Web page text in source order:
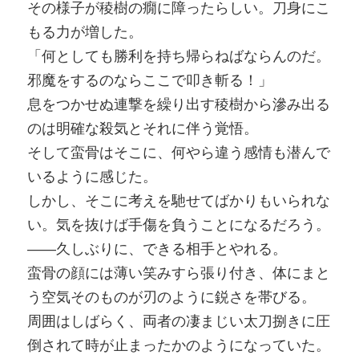
その様子が稜樹の癇に障ったらしい。刀身にこ
もる力が増した。
「何としても勝利を持ち帰らねばならんのだ。
邪魔をするのならここで叩き斬る！」
息をつかせぬ連撃を繰り出す稜樹から滲み出る
のは明確な殺気とそれに伴う覚悟。
そして蛮骨はそこに、何やら違う感情も潜んで
いるように感じた。
しかし、そこに考えを馳せてばかりもいられな
い。気を抜けば手傷を負うことになるだろう。
――久しぶりに、できる相手とやれる。
蛮骨の顔には薄い笑みすら張り付き、体にまと
う空気そのものが刃のように鋭さを帯びる。
周囲はしばらく、両者の凄まじい太刀捌きに圧
倒されて時が止まったかのようになっていた。